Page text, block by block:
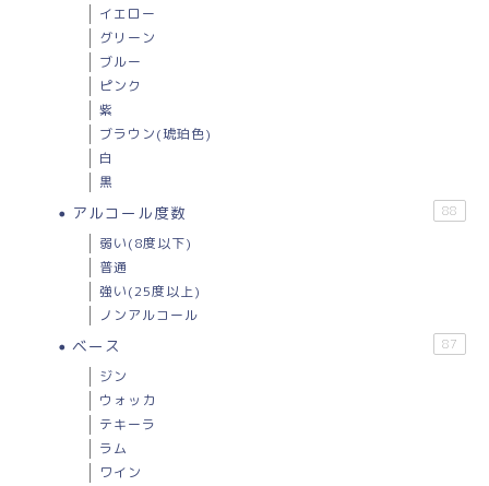
イエロー
グリーン
ブルー
ピンク
紫
ブラウン(琥珀色)
白
黒
アルコール度数 88
弱い(8度以下)
普通
強い(25度以上)
ノンアルコール
ベース 87
ジン
ウォッカ
テキーラ
ラム
ワイン